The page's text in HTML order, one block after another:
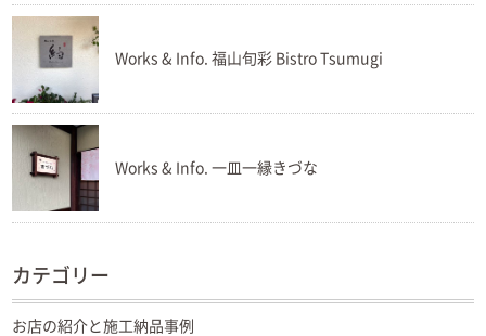
Works & Info. 福山旬彩 Bistro Tsumugi
Works & Info. 一皿一縁きづな
カテゴリー
お店の紹介と施工納品事例